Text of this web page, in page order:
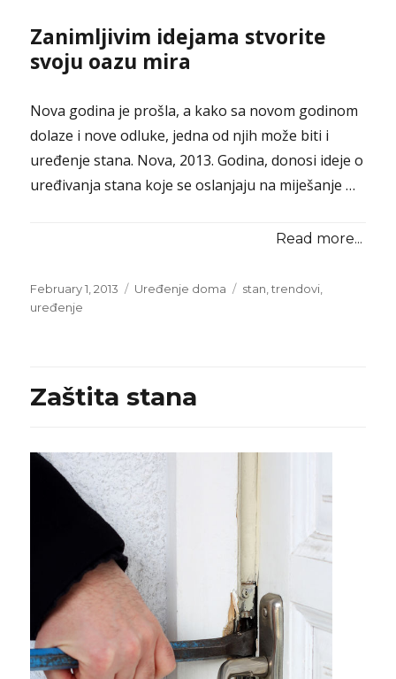
Zanimljivim idejama stvorite
svoju oazu mira
Nova godina je prošla, a kako sa novom godinom
dolaze i nove odluke, jedna od njih može biti i
uređenje stana. Nova, 2013. Godina, donosi ideje o
uređivanja stana koje se oslanjaju na miješanje …
Read more...
Posted
on
February 1, 2013 Categories
Uređenje doma Tags
stan ,trendovi
uređenje
Zaštita stana